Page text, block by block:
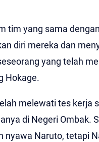
tim yang sama
diri mereka dan
yang telah
Hokage.
melewati tes kerja
di Negeri Ombak.
nyawa Naruto, tetapi